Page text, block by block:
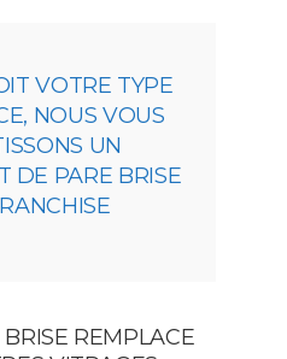
VOTRE TYPE
NOUS VOUS
UN
DE PARE BRISE
REMPLACE